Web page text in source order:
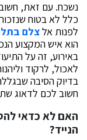
נשכח. עם זאת,
כלל לא בטוח
לפנות אלצלם
הוא איש המקצוע
באירוע, זה על
לאכול, לרקוד
בדיוק הסיבה
חשוב לכם לדאוג
האם לא כדאי
הנייד?